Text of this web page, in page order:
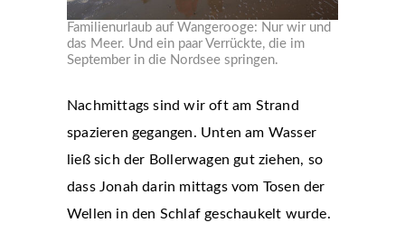
Familienurlaub auf Wangerooge: Nur wir und
das Meer. Und ein paar Verrückte, die im
September in die Nordsee springen.
Nachmittags sind wir oft am Strand
spazieren gegangen. Unten am Wasser
ließ sich der Bollerwagen gut ziehen, so
dass Jonah darin mittags vom Tosen der
Wellen in den Schlaf geschaukelt wurde.